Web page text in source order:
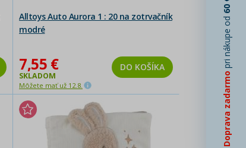
Alltoys Auto Aurora 1 : 20 na zotrvačník
modré
7,55 €
SKLADOM
Môžete mať už 12.8.
DO KOŠÍKA
Doprava zadarmo
pri nákupe od
60 €